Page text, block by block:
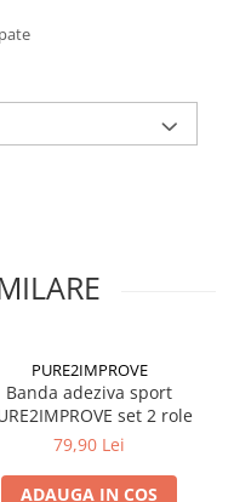
PURE2IMPROVE
Banda adeziva sport
set 2 role
79,90 Lei
ADAUGA IN COS